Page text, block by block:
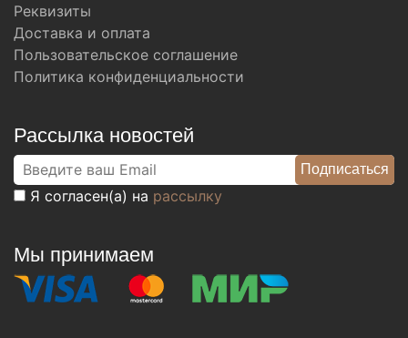
Реквизиты
Доставка и оплата
Пользовательское соглашение
Политика конфиденциальности
Рассылка новостей
Я согласен(а) на рассылку
Мы принимаем